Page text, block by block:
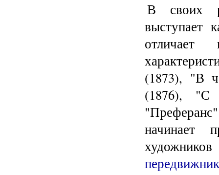
В своих
выступает
отличает
(1873), "В
(1876), "С
начинает